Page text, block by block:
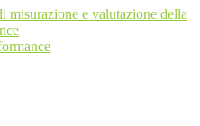
misurazione e valutazione della